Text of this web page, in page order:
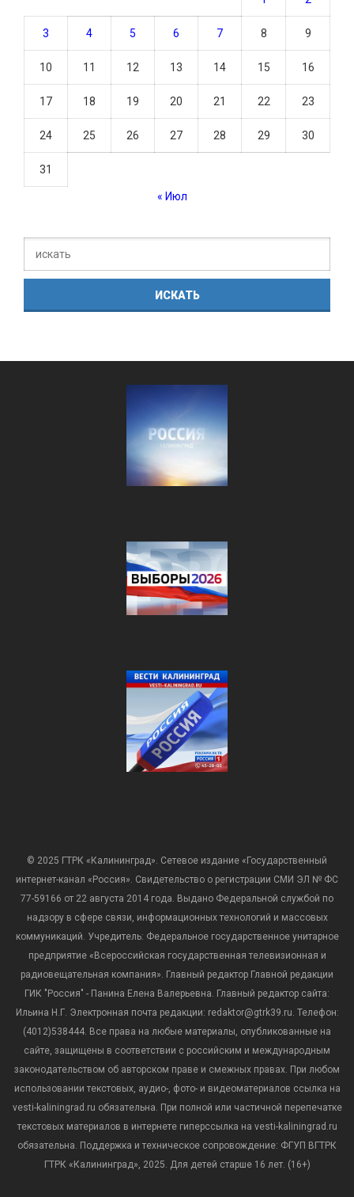
3 4 5 6 7 8 9
10 11 12 13 14 15 16
17 18 19 20 21 22 23
24 25 26 27 28 29 30
31
« Июл
© 2025 ГТРК «Калининград». Сетевое издание «Государственный
интернет-канал «Россия». Свидетельство о регистрации СМИ ЭЛ № ФС
77-59166 от 22 августа 2014 года. Выдано Федеральной службой по
надзору в сфере связи, информационных технологий и массовых
коммуникаций. Учредитель: Федеральное государственное унитарное
предприятие «Всероссийская государственная телевизионная и
радиовещательная компания». Главный редактор Главной редакции
ГИК "Россия" - Панина Елена Валерьевна. Главный редактор сайта:
Ильина Н.Г. Электронная почта редакции: redaktor@gtrk39.ru. Телефон:
(4012)538444. Все права на любые материалы, опубликованные на
сайте, защищены в соответствии с российским и международным
законодательством об авторском праве и смежных правах. При любом
использовании текстовых, аудио-, фото- и видеоматериалов ссылка на
vesti-kaliningrad.ru обязательна. При полной или частичной перепечатке
текстовых материалов в интернете гиперссылка на vesti-kaliningrad.ru
обязательна. Поддержка и техническое сопровождение: ФГУП ВГТРК
ГТРК «Калининград», 2025. Для детей старше 16 лет. (16+)